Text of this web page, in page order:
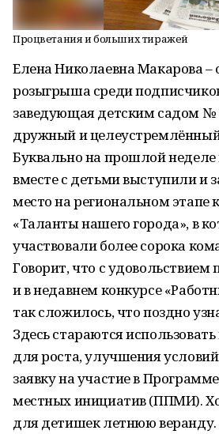
Процветания и больших тиражей
Елена Николаевна Макарова –
розыгрыша среди
заведующая детским садом №
дружный и
Буквально на прошлой неделе
вместе с детьми выступили и
место на региональном этапе
«Таланты нашего города», в
участвовали более сорока
Говорит, что с удовольствием
и в недавнем конкурсе
так сложилось, что поздно
Здесь стараются
для роста, улучшения
заявку на участие в
местных инициатив (ППМИ).
для детишек летнюю веранду.